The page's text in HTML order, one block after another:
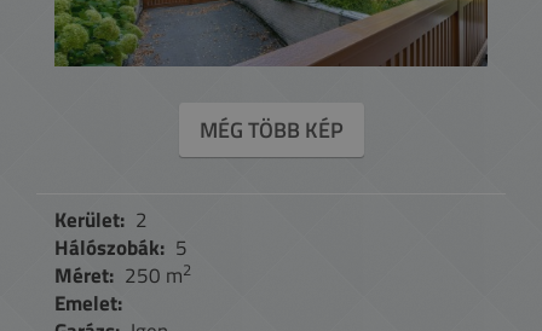
MÉG TÖBB KÉP
Kerület: 2
Hálószobák: 5
Méret: 250 m2
Emelet: